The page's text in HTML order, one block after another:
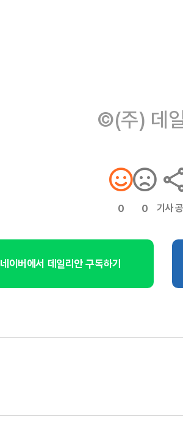
©(주) 데
0 0 기사
네이버에서 데일리안 구독하기